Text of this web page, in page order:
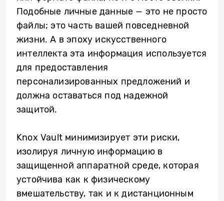
Подобные личные данные — это не просто
файлы; это часть вашей повседневной
жизни. А в эпоху искусственного
интеллекта эта информация используется
для предоставления
персонализированных предложений и
должна оставаться под надежной
защитой.
Knox Vault минимизирует эти риски,
изолируя личную информацию в
защищенной аппаратной среде, которая
устойчива как к физическому
вмешательству, так и к дистанционным